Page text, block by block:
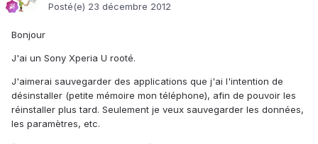
Posté(e) 23 décembre 2012
Bonjour
J'ai un Sony Xperia U rooté.
J'aimerai sauvegarder des applications que j'ai l'intention de
désinstaller (petite mémoire mon téléphone), afin de pouvoir les
réinstaller plus tard. Seulement je veux sauvegarder les données,
les paramètres, etc.